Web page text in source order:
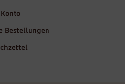
Bestellungen